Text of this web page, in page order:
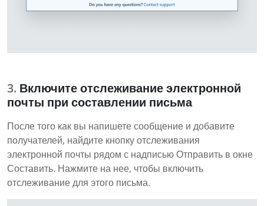
Включите отслеживание электронной
почты при составлении письма
После того как вы напишете сообщение и добавите
получателей, найдите кнопку отслеживания
электронной почты рядом с надписью Отправить в окне
Составить. Нажмите на нее, чтобы включить
отслеживание для этого письма.